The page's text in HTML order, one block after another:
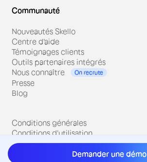
Demander une démo
Communauté
Nouveautés Skello
Centre d'aide
Témoignages clients
Outils partenaires intégrés
Nous connaître
On recrute
Presse
Blog
Conditions générales
Conditions d'utilisation
Politique de confidentialité